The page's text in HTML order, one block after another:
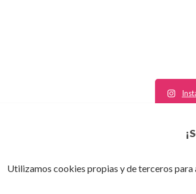
Utilizamos cookies propias y de terceros